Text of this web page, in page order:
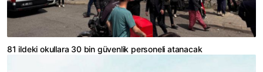
81 ildeki okullara 30 bin güvenlik personeli atanacak